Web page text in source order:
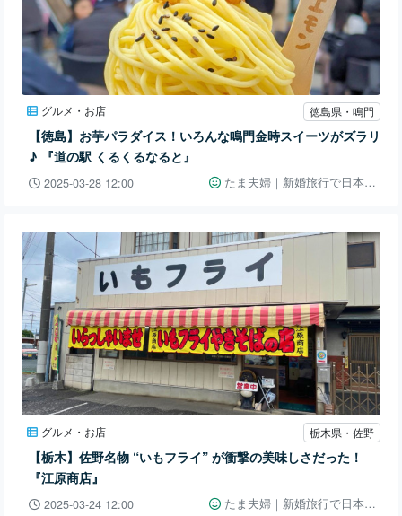
グルメ・お店 徳島県・鳴門
【徳島】お芋パラダイス！いろんな鳴門金時スイーツがズラリ
♪ 『道の駅 くるくるなると』
2025-03-28 12:00 たま夫婦｜新婚旅行で日本一周👫🚗
グルメ・お店 栃木県・佐野
【栃木】佐野名物 “いもフライ” が衝撃の美味しさだった！
『江原商店』
2025-03-24 12:00 たま夫婦｜新婚旅行で日本一周👫🚗